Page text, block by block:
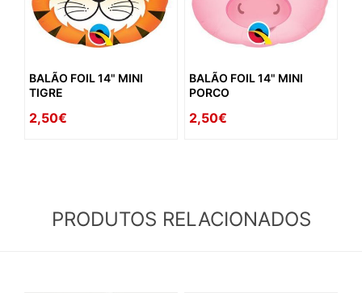
BALÃO FOIL 14" MINI
TIGRE
2,50€
BALÃO FOIL 14" MINI
PORCO
2,50€
PRODUTOS RELACIONADOS